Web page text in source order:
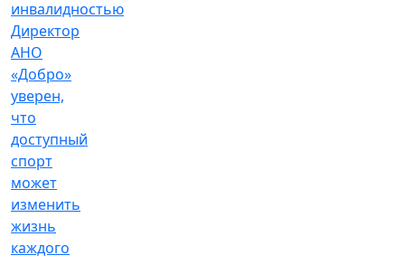
Директор
АНО
«Добро»
уверен,
что
доступный
спорт
может
изменить
жизнь
каждого